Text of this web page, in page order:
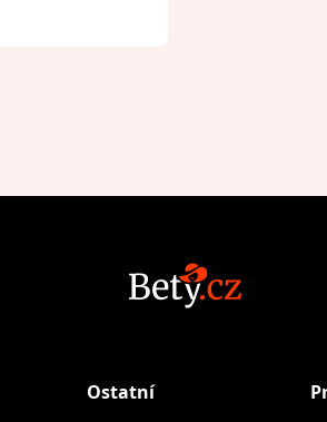
Ostatní